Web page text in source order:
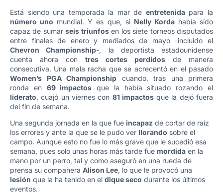
Está siendo una temporada la mar de entretenidapara la
número uno mundial. Y es que, si Nelly Kordahabía sido
capaz de sumarseis triunfosen los siete torneos disputados
entre finales de enero y mediados de mayo -incluido el
Chevron Championship-, la deportista estadounidense
cuenta ahora con tres cortes perdidos de manera
consecutiva. Una mala racha que se acrecentó en el pasado
Women’s PGA Championship cuando, tras una primera
ronda en 69 impactos que la había situado rozando el
liderato, cuajó un viernes con 81 impactosque la dejó fuera
del fin de semana.
Una segunda jornada en la que fue incapaz de cortar de raíz
los errores y ante la que se le pudo ver llorando sobre el
campo. Aunque esto no fue lo más grave que le sucedió esa
semana, pues solo unas horas más tarde fue mordida en la
mano por un perro, tal y como aseguró en una rueda de
prensa su compañera Alison Lee, lo que le provocó una
lesión que la ha tenido en el dique seco durante los últimos
eventos.